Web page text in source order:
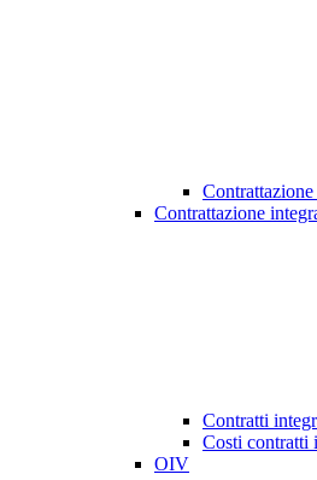
Contrattazione
Contratti
Costi contratti
OIV